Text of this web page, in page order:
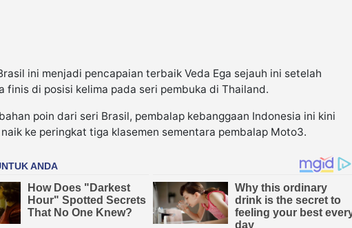
ini menjadi pencapaian terbaik Veda Ega sejauh ini setelah
finis di posisi kelima pada seri pembuka di Thailand.
poin dari seri Brasil, pembalap kebanggaan Indonesia ini kini
ke peringkat tiga klasemen sementara pembalap Moto3.